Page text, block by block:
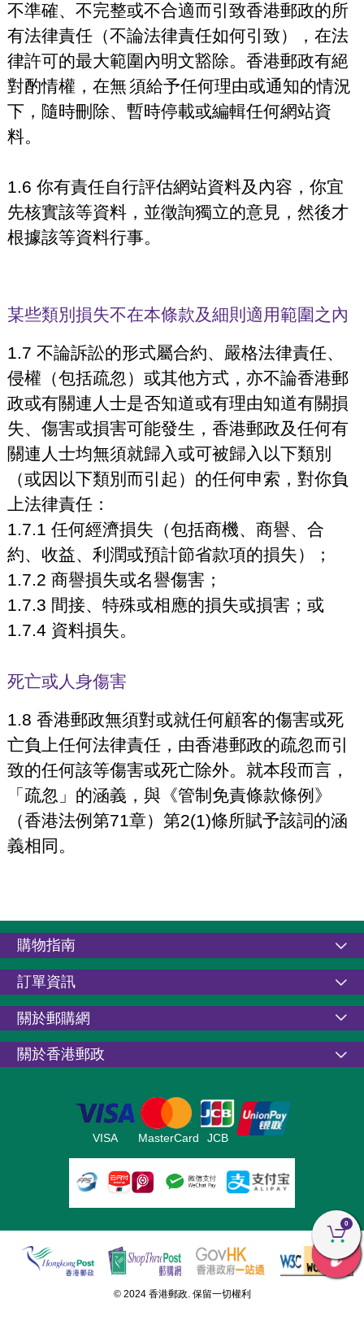
0
不準確、不完整或不合適而引致香港郵政的所
有法律責任（不論法律責任如何引致），在法
律許可的最大範圍內明文豁除。香港郵政有絕
對酌情權，在無 須給予任何理由或通知的情況
下，隨時刪除、暫時停載或編輯任何網站資
料。
1.6 你有責任自行評估網站資料及內容，你宜
先核實該等資料，並徵詢獨立的意見，然後才
根據該等資料行事。
某些類別損失不在本條款及細則適用範圍之內
1.7 不論訴訟的形式屬合約、嚴格法律責任、
侵權（包括疏忽）或其他方式，亦不論香港郵
政或有關連人士是否知道或有理由知道有關損
失、傷害或損害可能發生，香港郵政及任何有
關連人士均無須就歸入或可被歸入以下類別
（或因以下類別而引起）的任何申索，對你負
上法律責任：
1.7.1 任何經濟損失（包括商機、商譽、合
約、收益、利潤或預計節省款項的損失）；
1.7.2 商譽損失或名譽傷害；
1.7.3 間接、特殊或相應的損失或損害；或
1.7.4 資料損失。
死亡或人身傷害
1.8 香港郵政無須對或就任何顧客的傷害或死
亡負上任何法律責任，由香港郵政的疏忽而引
致的任何該等傷害或死亡除外。就本段而言，
「疏忽」的涵義，與《管制免責條款條例》
（香港法例第71章）第2(1)條所賦予該詞的涵
義相同。
購物指南
訂單資訊
關於郵購網
關於香港郵政
VISA MasterCard JCB
© 2024 香港郵政. 保留一切權利